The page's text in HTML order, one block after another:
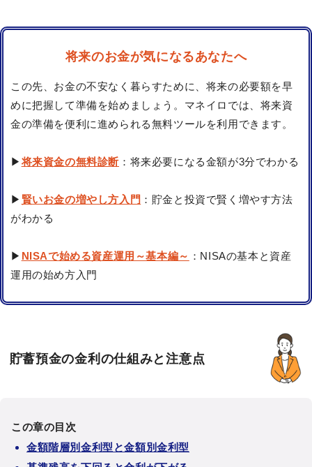
将来のお金が気になるあなたへ
この先、お金の不安なく暮らすために、将来の必要額を早
めに把握して準備を始めましょう。マネイロでは、将来資
金の準備を便利に進められる無料ツールを利用できます。
▶将来資金の無料診断 ：将来必要になる金額が3分でわかる
▶ 賢いお金の増やし方入門 ：貯金と投資で賢く増やす方法
がわかる
▶ NISAで始める資産運用～基本編～ ：NISAの基本と資産
運用の始め方入門
貯蓄預金の金利の仕組みと注意点
この章の目次
金額階層別金利型と金額別金利型